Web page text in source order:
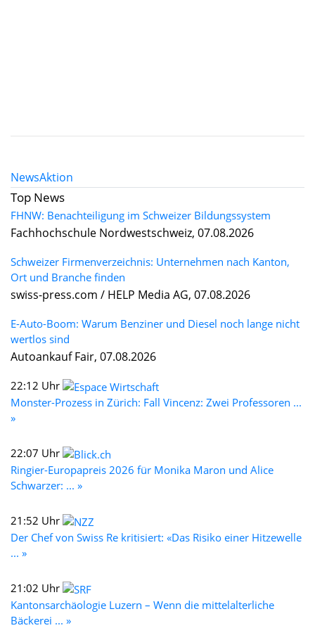
NewsAktion
Top News
FHNW: Benachteiligung im Schweizer Bildungssystem
Fachhochschule Nordwestschweiz, 07.08.2026
Schweizer Firmenverzeichnis: Unternehmen nach Kanton,
Ort und Branche finden
swiss-press.com / HELP Media AG, 07.08.2026
E-Auto-Boom: Warum Benziner und Diesel noch lange nicht
wertlos sind
Autoankauf Fair, 07.08.2026
22:12 Uhr
Monster-Prozess in Zürich: Fall Vincenz: Zwei Professoren ...
»
22:07 Uhr
Ringier-Europapreis 2026 für Monika Maron und Alice
Schwarzer: ... »
21:52 Uhr
Der Chef von Swiss Re kritisiert: «Das Risiko einer Hitzewelle
... »
21:02 Uhr
Kantonsarchäologie Luzern – Wenn die mittelalterliche
Bäckerei ... »